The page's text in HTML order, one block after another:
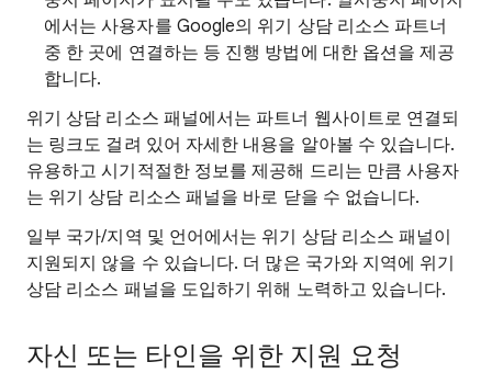
에서는 사용자를 Google의 위기 상담 리소스 파트너
중 한 곳에 연결하는 등 진행 방법에 대한 옵션을 제공
합니다.
위기 상담 리소스 패널에서는 파트너 웹사이트로 연결되
는 링크도 걸려 있어 자세한 내용을 알아볼 수 있습니다.
유용하고 시기적절한 정보를 제공해 드리는 만큼 사용자
는 위기 상담 리소스 패널을 바로 닫을 수 없습니다.
일부 국가/지역 및 언어에서는 위기 상담 리소스 패널이
지원되지 않을 수 있습니다. 더 많은 국가와 지역에 위기
상담 리소스 패널을 도입하기 위해 노력하고 있습니다.
자신 또는 타인을 위한 지원 요청